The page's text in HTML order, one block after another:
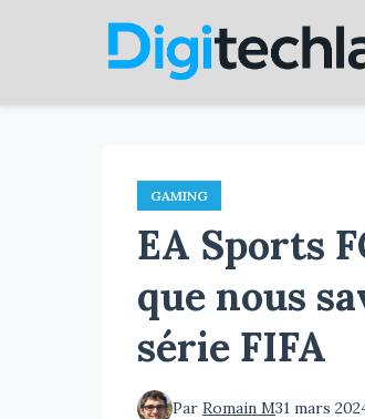
GAMING
EA Sports
que nous
série FIFA
Par Romain M31 mars